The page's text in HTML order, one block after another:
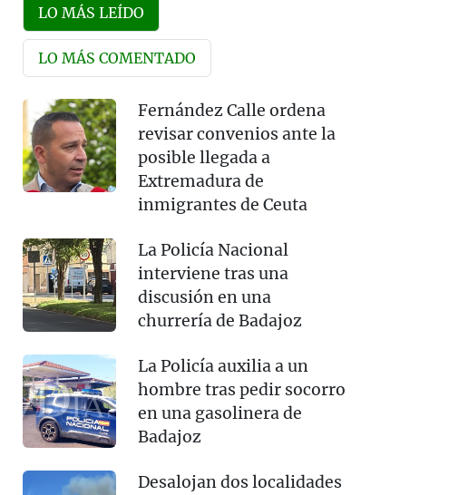
LO MÁS LEÍDO
LO MÁS COMENTADO
Fernández Calle ordena
revisar convenios ante la
posible llegada a
Extremadura de
inmigrantes de Ceuta
La Policía Nacional
interviene tras una
discusión en una
churrería de Badajoz
La Policía auxilia a un
hombre tras pedir socorro
en una gasolinera de
Badajoz
Desalojan dos localidades